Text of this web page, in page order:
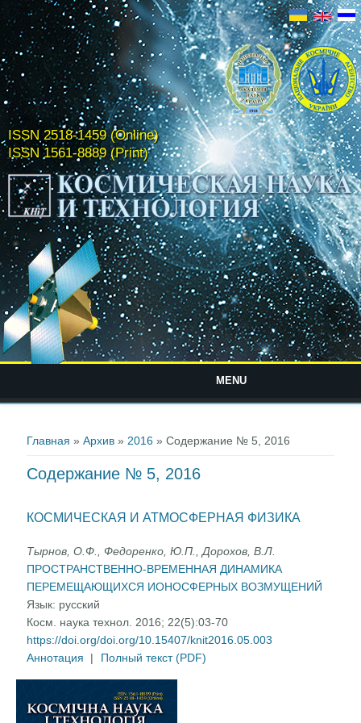
ISSN 2518-1459 (Online)
ISSN 1561-8889 (Print)
MENU
Главная »Архив » 2016 » Содержание № 5, 2016
Содержание № 5, 2016
КОСМИЧЕСКАЯ И АТМОСФЕРНАЯ ФИЗИКА
Тырнов, О.Ф., Федоренко, Ю.П., Дорохов, В.Л.
ПРОСТРАНСТВЕННО-ВРЕМЕННАЯ ДИНАМИКА
ПЕРЕМЕЩАЮЩИХСЯ ИОНОСФЕРНЫХ ВОЗМУЩЕНИЙ
Язык: русский
Косм. наука технол. 2016; 22(5):03-70
https://doi.org/doi.org/10.15407/knit2016.05.003
Аннотация
| Полный текст (PDF)